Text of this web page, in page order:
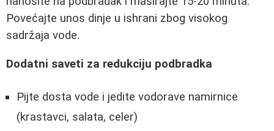
Povećajte unos dinje u ishrani zbog visokog
sadržaja vode.
Dodatni saveti za redukciju podbradka
Pijte dosta vode i jedite vodorave namirnice
(krastavci, salata, celer)